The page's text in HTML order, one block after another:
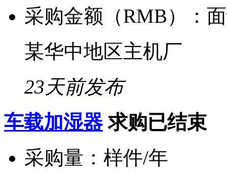
采购金额（RMB）：
某华中地区主机厂
23天前发布
车载加湿器 求购已结束
采购量： 样件/年